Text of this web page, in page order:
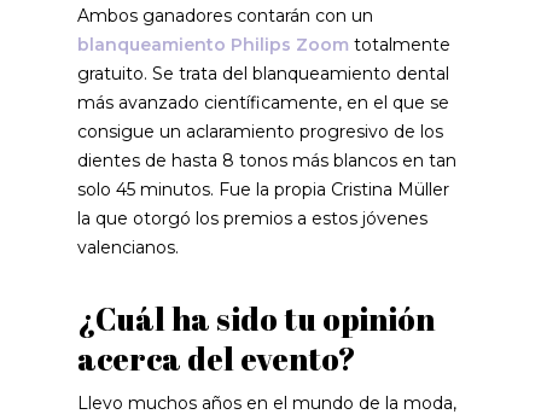
Ambos ganadores contarán con un
blanqueamiento Philips Zoom totalmente
gratuito. Se trata del blanqueamiento dental
más avanzado científicamente, en el que se
consigue un aclaramiento progresivo de los
dientes de hasta 8 tonos más blancos en tan
solo 45 minutos. Fue la propia Cristina Müller
la que otorgó los premios a estos jóvenes
valencianos.
¿Cuál ha sido tu opinión
acerca del evento?
Llevo muchos años en el mundo de la moda,